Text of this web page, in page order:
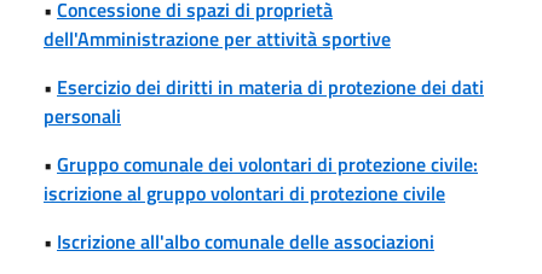
• Concessione di spazi di proprietà
dell'Amministrazione per attività sportive
• Esercizio dei diritti in materia di protezione dei dati
personali
• Gruppo comunale dei volontari di protezione civile:
iscrizione al gruppo volontari di protezione civile
• Iscrizione all'albo comunale delle associazioni